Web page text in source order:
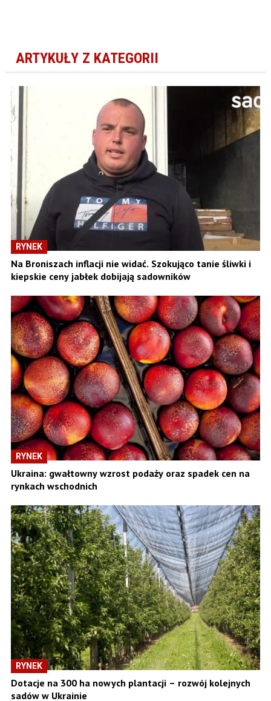
ARTYKUŁY Z KATEGORII
RYNEK
Na Broniszach inflacji nie widać. Szokująco tanie śliwki i
kiepskie ceny jabłek dobijają sadowników
RYNEK
Ukraina: gwałtowny wzrost podaży oraz spadek cen na
rynkach wschodnich
RYNEK
Dotacje na 300 ha nowych plantacji – rozwój kolejnych
sadów w Ukrainie